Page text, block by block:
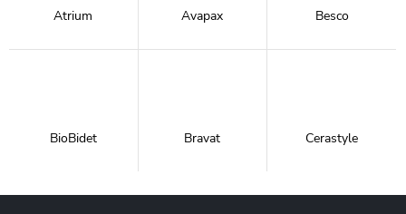
Atrium Avapax Besco
BioBidet Bravat Cerastyle